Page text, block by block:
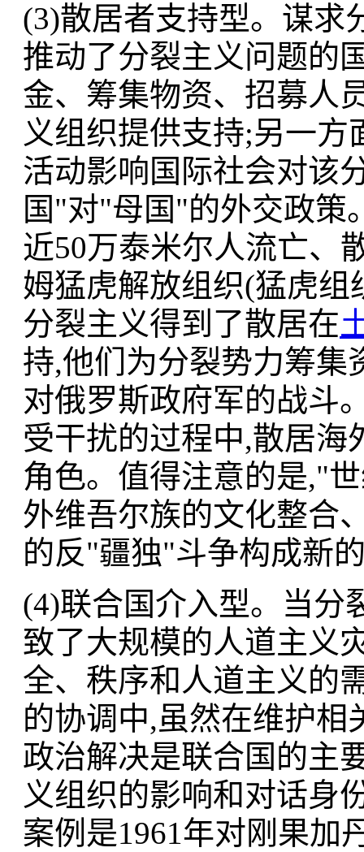
(3)散居者支持型。谋求
推动了分裂主义问题的
金、筹集物资、招募人
义组织提供支持;另一
活动影响国际社会对该
国"对"母国"的外交政策
近50万泰米尔人流亡、
姆猛虎解放组织(猛虎
分裂主义得到了散居在
持,他们为分裂势力筹集
对俄罗斯政府军的战斗
受干扰的过程中,散居
角色。值得注意的是,"
外维吾尔族的文化整合
的反"疆独"斗争构成新
(4)联合国介入型。当分
致了大规模的人道主义
全、秩序和人道主义的
的协调中,虽然在维护相
政治解决是联合国的主
义组织的影响和对话身
案例是1961年对刚果加